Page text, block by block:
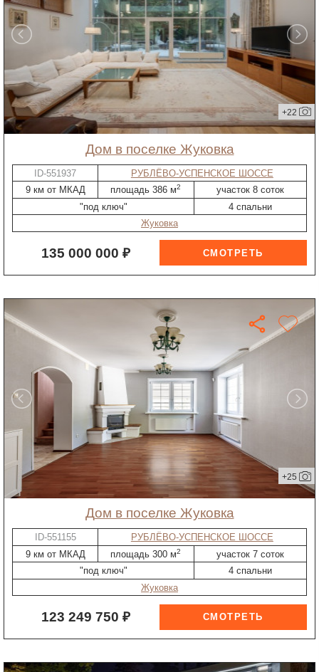
+22
дом в поселке Жуковка
ID-551937
РУБЛЁВО-УСПЕНСКОЕ ШОССЕ
9 км от МКАД
площадь 386 м2
участок 8 соток
"под ключ"
4 спальни
Жуковка
135 000 000 ₽
+25
дом в поселке Жуковка
ID-551155
РУБЛЁВО-УСПЕНСКОЕ ШОССЕ
9 км от МКАД
площадь 300 м2
участок 7 соток
"под ключ"
4 спальни
Жуковка
123 249 750 ₽